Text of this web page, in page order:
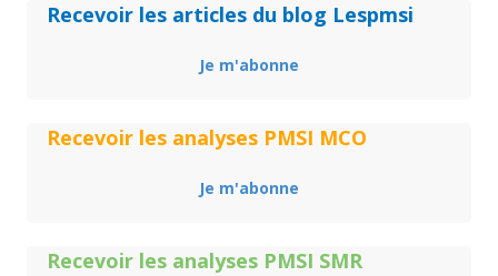
Recevoir les articles du blog Lespmsi
Je m'abonne
Recevoir les analyses PMSI MCO
Je m'abonne
Recevoir les analyses PMSI SMR